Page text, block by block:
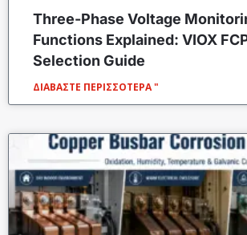
Three-Phase Voltage
Functions Explained: VIOX
Selection Guide
ΔΙΑΒΆΣΤΕ ΠΕΡΙΣΣΌΤΕΡΑ "